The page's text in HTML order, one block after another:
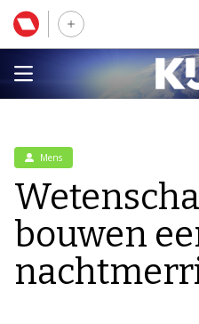
Mens
bouwen